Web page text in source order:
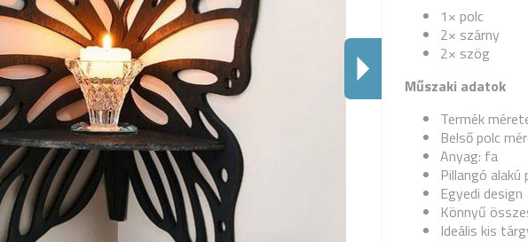
1× polc
2× szárny
2× szög
Műszaki adatok
Termék
Belső polc
Anyag: fa
Pillangó alakú
Egyedi design
Könnyű
Ideális kis